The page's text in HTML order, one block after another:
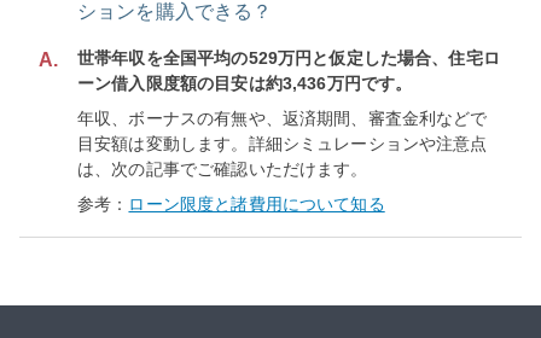
ションを購入できる？
A.
世帯年収を全国平均の529万円と仮定した場合、住宅ロ
ーン借入限度額の目安は約3,436万円です。
年収、ボーナスの有無や、返済期間、審査金利などで
目安額は変動します。詳細シミュレーションや注意点
は、次の記事でご確認いただけます。
参考： ローン限度と諸費用について知る